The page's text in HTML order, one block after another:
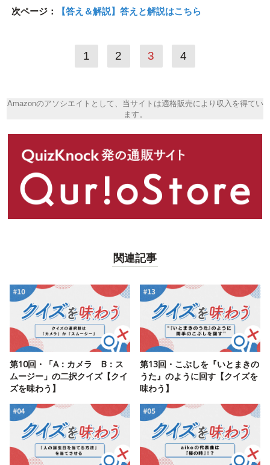
次ページ： 【答え＆解説】答えと解説はこちら
1 2 3 4
Amazonのアソシエイトとして、当サイトは適格販売により収入を得てい
ます。
関連記事
第10回・「A：カメラ B：ス
ムージー」の二択クイズ【クイ
ズを味わう】
第13回・こぶしを『いとまきの
うた』のように回す【クイズを
味わう】